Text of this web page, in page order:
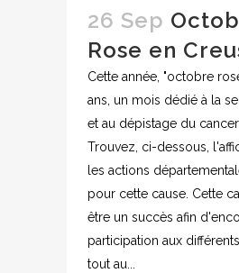
26 Sep
Rose en
Cette année, "octobre
ans, un mois dédié à la
et au dépistage du
Trouvez, ci-dessous,
les actions
pour cette cause. Cette
être un succès afin
participation aux
tout au...